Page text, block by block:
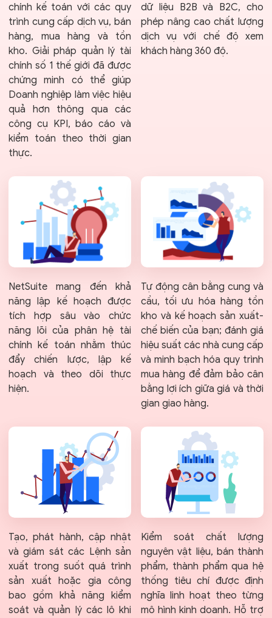
chính kế toán với các quy
trình cung cấp dịch vụ, bán
hàng, mua hàng và tồn
kho. Giải pháp quản lý tài
chính số 1 thế giới đã được
chứng minh có thể giúp
Doanh nghiệp làm việc hiệu
quả hơn thông qua các
công cụ KPI, báo cáo và
kiểm toán theo thời gian
thực.
dữ liệu B2B và B2C, cho
phép nâng cao chất lượng
dịch vụ với chế độ xem
khách hàng 360 độ.
NetSuite mang đến khả
năng lập kế hoạch được
tích hợp sâu vào chức
năng lõi của phân hệ tài
chính kế toán nhằm thúc
đẩy chiến lược, lập kế
hoạch và theo dõi thực
hiện.
Tự động cân bằng cung và
cầu, tối ưu hóa hàng tồn
kho và kế hoạch sản xuất-
chế biến của bạn; đánh giá
hiệu suất các nhà cung cấp
và minh bạch hóa quy trình
mua hàng để đảm bảo cân
bằng lợi ích giữa giá và thời
gian giao hàng.
Tạo, phát hành, cập nhật
và giám sát các Lệnh sản
xuất trong suốt quá trình
sản xuất hoặc gia công
bao gồm khả năng kiểm
soát và quản lý các lô khi
Kiểm soát chất lượng
nguyên vật liệu, bán thành
phẩm, thành phẩm qua hệ
thống tiêu chí được định
nghĩa linh hoạt theo từng
mô hình kinh doanh. Hỗ trợ